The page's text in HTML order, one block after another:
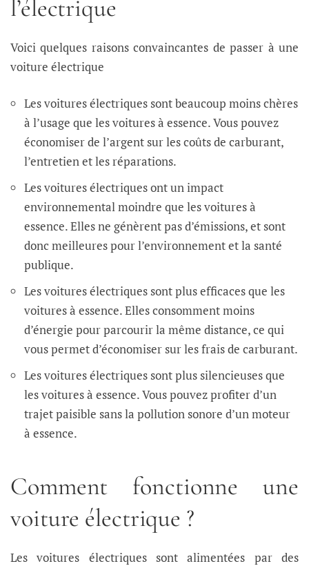
l’électrique
Voici quelques raisons convaincantes de passer à une
voiture électrique
Les voitures électriques sont beaucoup moins chères
à l’usage que les voitures à essence. Vous pouvez
économiser de l’argent sur les coûts de carburant,
l’entretien et les réparations.
Les voitures électriques ont un impact
environnemental moindre que les voitures à
essence. Elles ne génèrent pas d’émissions, et sont
donc meilleures pour l’environnement et la santé
publique.
Les voitures électriques sont plus efficaces que les
voitures à essence. Elles consomment moins
d’énergie pour parcourir la même distance, ce qui
vous permet d’économiser sur les frais de carburant.
Les voitures électriques sont plus silencieuses que
les voitures à essence. Vous pouvez profiter d’un
trajet paisible sans la pollution sonore d’un moteur
à essence.
Comment fonctionne une
voiture électrique ?
Les voitures électriques sont alimentées par des